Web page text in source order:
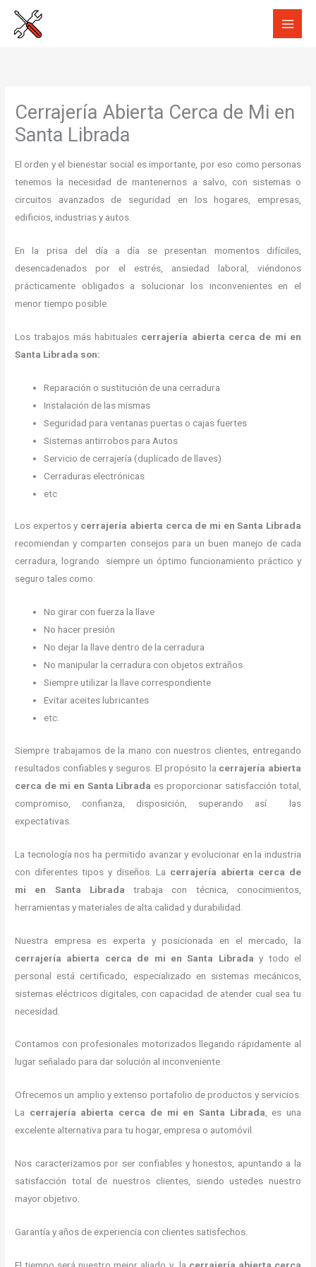
Cerrajería Abierta Cerca de Mi en
Santa Librada
El orden y el bienestar social es importante, por eso como personas
tenemos la necesidad de mantenernos a salvo, con sistemas o
circuitos avanzados de seguridad en los hogares, empresas,
edificios, industrias y autos.
En la prisa del día a día se presentan momentos difíciles,
desencadenados por el estrés, ansiedad laboral, viéndonos
prácticamente obligados a solucionar los inconvenientes en el
menor tiempo posible.
Los trabajos más habituales cerrajería abierta cerca de mi en
Santa Librada son:
Reparación o sustitución de una cerradura
Instalación de las mismas
Seguridad para ventanas puertas o cajas fuertes
Sistemas antirrobos para Autos
Servicio de cerrajería (duplicado de llaves)
Cerraduras electrónicas
etc
Los expertos y cerrajería abierta cerca de mi en Santa Librada
recomiendan y comparten consejos para un buen manejo de cada
cerradura, logrando siempre un óptimo funcionamiento práctico y
seguro tales como:
No girar con fuerza la llave
No hacer presión
No dejar la llave dentro de la cerradura
No manipular la cerradura con objetos extraños
Siempre utilizar la llave correspondiente
Evitar aceites lubricantes
etc.
Siempre trabajamos de la mano con nuestros clientes, entregando
resultados confiables y seguros. El propósito la cerrajería abierta
cerca de mi en Santa Librada es proporcionar satisfacción total,
compromiso, confianza, disposición, superando así las
expectativas.
La tecnología nos ha permitido avanzar y evolucionar en la industria
con diferentes tipos y diseños. La cerrajería abierta cerca de
mi en Santa Librada trabaja con técnica, conocimientos,
herramientas y materiales de alta calidad y durabilidad.
Nuestra empresa es experta y posicionada en el mercado, la
cerrajería abierta cerca de mi en Santa Librada y todo el
personal está certificado, especializado en sistemas mecánicos,
sistemas eléctricos digitales, con capacidad de atender cual sea tu
necesidad.
Contamos con profesionales motorizados llegando rápidamente al
lugar señalado para dar solución al inconveniente.
Ofrecemos un amplio y extenso portafolio de productos y servicios.
La cerrajería abierta cerca de mi en Santa Librada, es una
excelente alternativa para tu hogar, empresa o automóvil.
Nos caracterizamos por ser confiables y honestos, apuntando a la
satisfacción total de nuestros clientes, siendo ustedes nuestro
mayor objetivo.
Garantía y años de experiencia con clientes satisfechos.